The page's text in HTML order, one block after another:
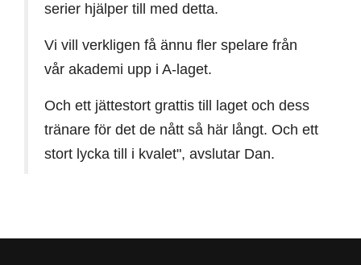
serier hjälper till med detta.
Vi vill verkligen få ännu fler spelare från
vår akademi upp i A-laget.
Och ett jättestort grattis till laget och dess
tränare för det de nått så här långt. Och ett
stort lycka till i kvalet", avslutar Dan.